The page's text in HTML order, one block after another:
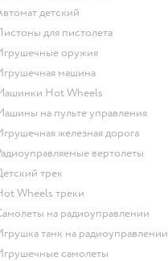
Автомат детский
Пистоны для пистолета
Игрушечные оружия
Игрушечная машина
Машинки Hot Wheels
Машины на пульте управления
Игрушечная железная дорога
Радиоуправляемые вертолеты
Детский трек
Hot Wheels треки
Самолеты на радиоуправлении
Игрушка танк на радиоуправлении
Игрушечные самолеты